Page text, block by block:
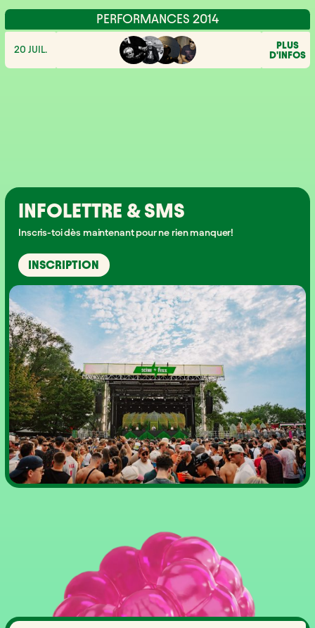
PERFORMANCES 2014
20 JUIL.
PLUS
D'INFOS
INFOLETTRE & SMS
Inscris-toi dès maintenant pour ne rien manquer!
INSCRIPTION